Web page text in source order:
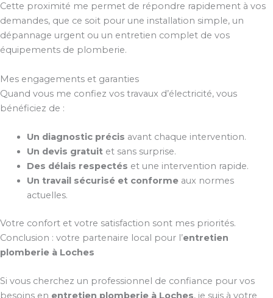
Cette proximité me permet de répondre rapidement à vos
demandes, que ce soit pour une installation simple, un
dépannage urgent ou un entretien complet de vos
équipements de plomberie.
Mes engagements et garanties
Quand vous me confiez vos travaux d’électricité, vous
bénéficiez de :
Un diagnostic précis avant chaque intervention.
Un devis gratuitet sans surprise.
Des délais respectés et une intervention rapide.
Un travail sécurisé et conformeaux normes
actuelles.
Votre confort et votre satisfaction sont mes priorités.
Conclusion : votre partenaire local pour l’entretien
plomberie à Loches
Si vous cherchez un professionnel de confiance pour vos
besoins en entretien plomberie à Loches, je suis à votre